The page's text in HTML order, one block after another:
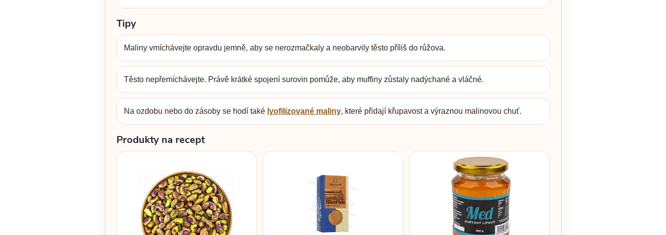
Tipy
Maliny vmíchávejte opravdu jemně, aby se nerozmačkaly a neobarvily těsto příliš do růžova.
Těsto nepřemíchávejte. Právě krátké spojení surovin pomůže, aby muffiny zůstaly nadýchané a vláčné.
Na ozdobu nebo do zásoby se hodí také lyofilizované maliny, které přidají křupavost a výraznou malinovou chuť.
Produkty na recept